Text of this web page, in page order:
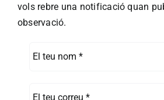
vols rebre una notificació quan
observació.